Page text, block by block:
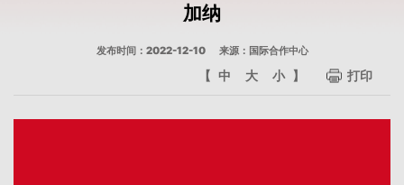
加纳
发布时间：2022-12-10 来源：国际合作中心
【 中 大 小 】 打印